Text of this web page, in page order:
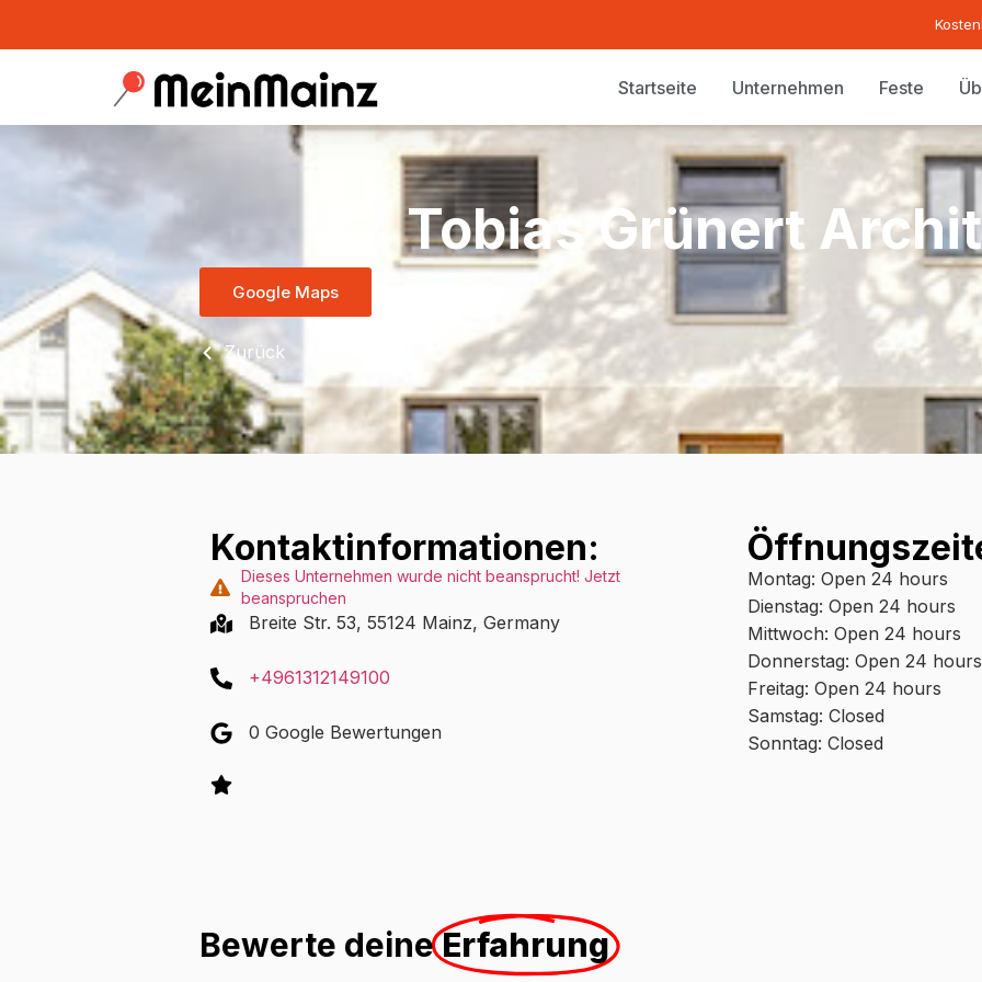
Startseite Unternehmen Feste
Tobias Grünert
Google Maps
Zurück
Kontaktinformationen:
Dieses Unternehmen wurde nicht beansprucht! Jetzt
beanspruchen
Breite Str. 53, 55124 Mainz, Germany
+4961312149100
0 Google Bewertungen
Montag: Open 24 hours
Dienstag: Open 24 hours
Mittwoch: Open 24 hours
Donnerstag: Open 24 hours
Freitag: Open 24 hours
Samstag: Closed
Sonntag: Closed
Bewerte deineErfahrung